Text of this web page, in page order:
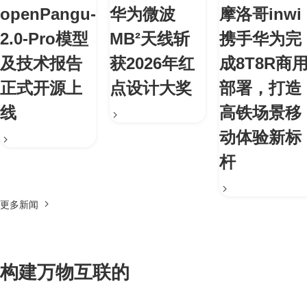
openPangu-
2.0-Pro模型
及技术报告
正式开源上
线
华为微波
MB²天线斩
获2026年红
点设计大奖
摩洛哥inwi
携手华为完
成8T8R商
部署，打造
高铁场景移
动体验新标
杆
更多新闻
构建万物互联的